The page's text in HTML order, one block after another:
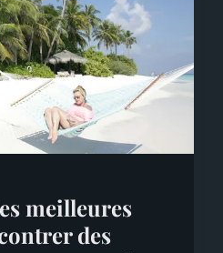
meilleures
des